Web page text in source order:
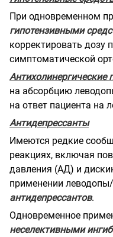
При одновременном
гипотензивными
корректировать дозу
симптоматической
Антихолинергические
на абсорбцию
на ответ пациента на
Антидепрессанты
Имеются редкие
реакциях, включая
давления (АД) и
применении
антидепрессантов.
Одновременное
неселективными